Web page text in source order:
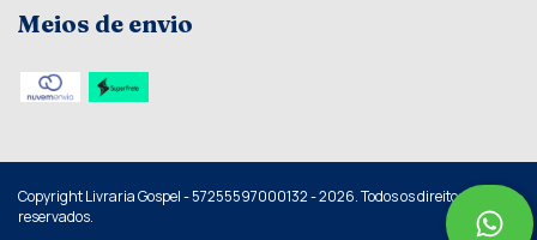
Meios de envio
Copyright Livraria Gospel - 57255597000132 - 2026. Todos os direitos
reservados.